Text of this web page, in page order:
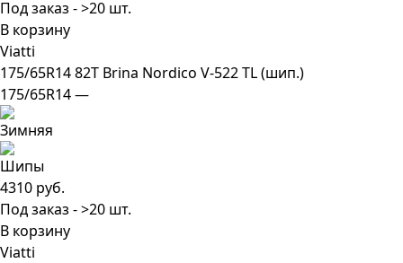
Под заказ - >20 шт.
В корзину
Viatti
175/65R14 82T Brina Nordico V-522 TL (шип.)
175/65R14 —
4310 руб.
Под заказ - >20 шт.
В корзину
Viatti